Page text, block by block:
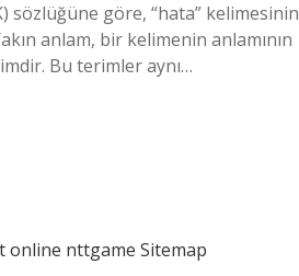
sözlüğüne göre, “hata” kelimesinin
anlam, bir kelimenin anlamının
Bu terimler aynı…
online nttgame Sitemap